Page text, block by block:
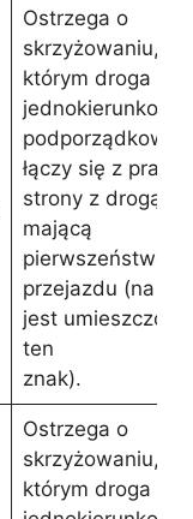
Ostrzega o
skrzyżowaniu, na
którym droga
jednokierunkowa
łączy się z prawej
strony z drogą
mającą
pierwszeństwo
przejazdu (na
jest umieszczony
ten
znak).
Ostrzega o
skrzyżowaniu, na
którym droga